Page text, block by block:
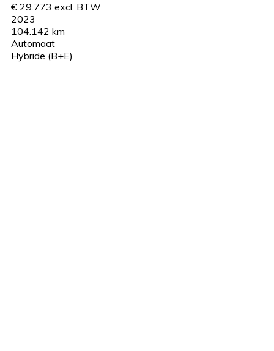
€ 29.773 excl. BTW
2023
104.142 km
Automaat
Hybride (B+E)